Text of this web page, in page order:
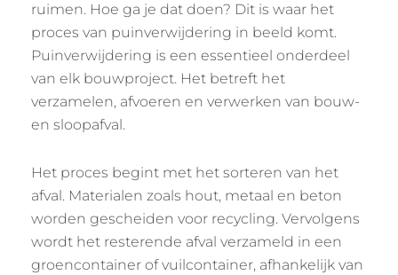
ruimen. Hoe ga je dat doen? Dit is waar het
proces van puinverwijdering in beeld komt.
Puinverwijdering is een essentieel onderdeel
van elk bouwproject. Het betreft het
verzamelen, afvoeren en verwerken van bouw-
en sloopafval.
Het proces begint met het sorteren van het
afval. Materialen zoals hout, metaal en beton
worden gescheiden voor recycling. Vervolgens
wordt het resterende afval verzameld in een
groencontainer of vuilcontainer, afhankelijk van